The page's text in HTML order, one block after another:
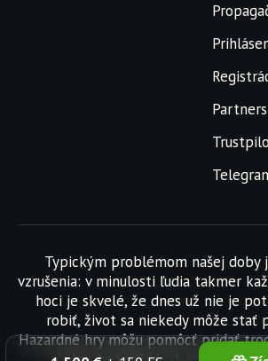
Partners
Typickým problémom našej doby
vzrušenia: v minulosti ľudia takmer
hoci je skvelé, že dnes už nie je
robiť, život sa niekedy môže stať
Hazardné hry môžu pomôcť pridať